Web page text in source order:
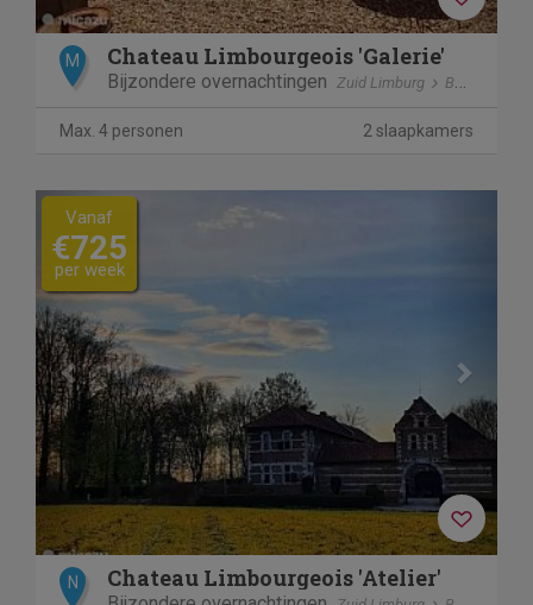
M Chateau Limbourgeois 'Galerie'
Bijzondere overnachtingen Zuid Limburg Beek
Max. 4 personen 2 slaapkamers
Previous
Vanaf
€725
per week
N Chateau Limbourgeois 'Atelier'